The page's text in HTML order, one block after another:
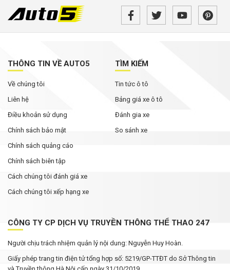
THÔNG TIN VỀ AUTO5
Về chúng tôi
Liên hệ
Điều khoản sử dụng
Chính sách bảo mật
Chính sách quảng cáo
Chính sách biên tập
Cách chúng tôi đánh giá xe
Cách chúng tôi xếp hạng xe
TÌM KIẾM
Tin tức ô tô
Bảng giá xe ô tô
Đánh gia xe
So sánh xe
CÔNG TY CP DỊCH VỤ TRUYỀN THÔNG THỂ THAO 247
Người chịu trách nhiệm quản lý nội dung: Nguyễn Huy Hoàn.
Giấy phép trang tin điện tử tổng hợp số: 5219/GP-TTĐT do Sở Thông tin